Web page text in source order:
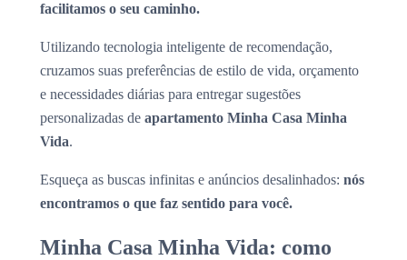
facilitamos o seu caminho.
Utilizando tecnologia inteligente de recomendação,
cruzamos suas preferências de estilo de vida, orçamento
e necessidades diárias para entregar sugestões
personalizadas de apartamento Minha Casa Minha
Vida.
Esqueça as buscas infinitas e anúncios desalinhados: nós
encontramos o que faz sentido para você.
Minha Casa Minha Vida: como